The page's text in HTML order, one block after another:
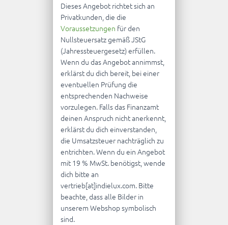
Dieses Angebot richtet sich an
Privatkunden, die die
Voraussetzungen für den
Nullsteuersatz gemäß JStG
(Jahressteuergesetz) erfüllen.
Wenn du das Angebot annimmst,
erklärst du dich bereit, bei einer
eventuellen Prüfung die
entsprechenden Nachweise
vorzulegen. Falls das Finanzamt
deinen Anspruch nicht anerkennt,
erklärst du dich einverstanden,
die Umsatzsteuer nachträglich zu
entrichten. Wenn du ein Angebot
mit 19 % MwSt. benötigst, wende
dich bitte an
vertrieb[at]indielux.com. Bitte
beachte, dass alle Bilder in
unserem Webshop symbolisch
sind.